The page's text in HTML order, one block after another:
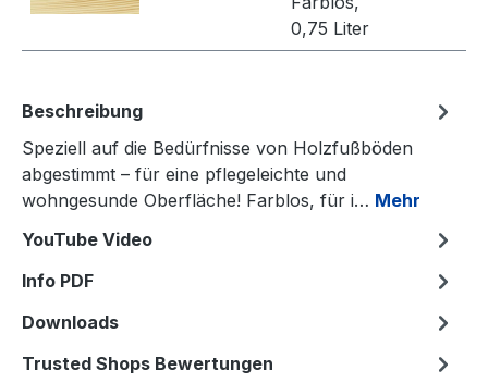
0,75 Liter
Beschreibung
Speziell auf die Bedürfnisse von Holzfußböden
abgestimmt – für eine pflegeleichte und
wohngesunde Oberfläche! Farblos, für i… Mehr
YouTube Video
Info PDF
Downloads
Trusted Shops Bewertungen